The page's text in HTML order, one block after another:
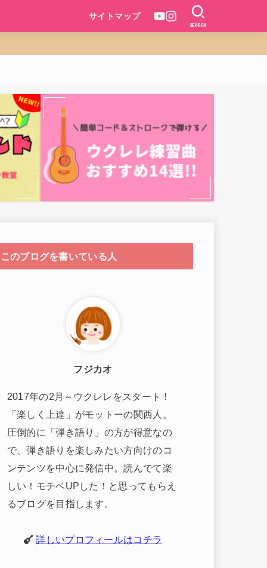
サイトマップ
SEARCH
このブログを書いている人
フジカオ
2017年の2月～ウクレレをスタート！
「楽しく上達」がモットーの関西人。
圧倒的に「弾き語り」の方が得意なの
で、弾き語りを楽しみたい方向けのコ
ンテンツを中心に発信中。読んでて楽
しい！モチベUPした！と思ってもらえ
るブログを目指します。
詳しいプロフィールはコチラ